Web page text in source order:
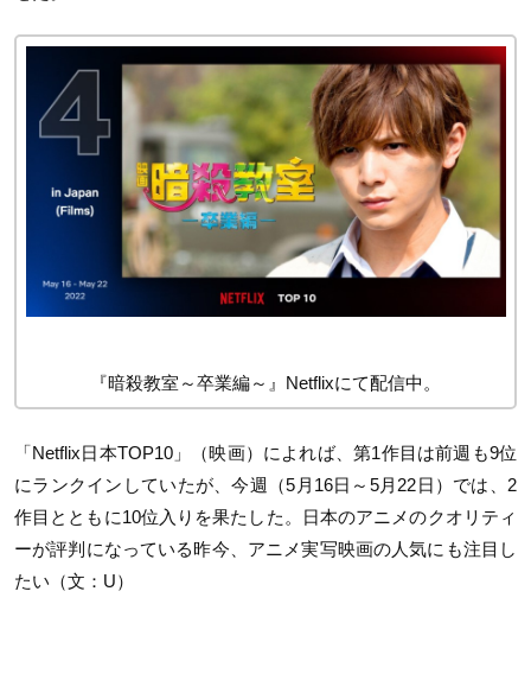
『暗殺教室～卒業編～』Netflixにて配信中。
「Netflix日本TOP10」（映画）によれば、第1作目は前週も9位
にランクインしていたが、今週（5月16日～5月22日）では、2
作目とともに10位入りを果たした。日本のアニメのクオリティ
ーが評判になっている昨今、アニメ実写映画の人気にも注目し
たい（文：U）